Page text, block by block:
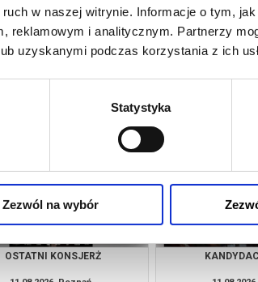
w naszej witrynie. Informacje o tym,
reklamowym i analitycznym. Partnerzy
uzyskanymi podczas korzystania z ich
Statystyka
Zezwól na wybór
KANDYDACI ŚMIERCI
kup bilet
OSTATNI KONSJERŻ